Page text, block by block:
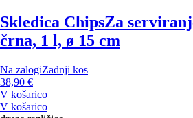
Skledica ChipsZa
črna, 1 l, ø 15 cm
Na zalogiZadnji kos
38,90 €
V košarico
V košarico